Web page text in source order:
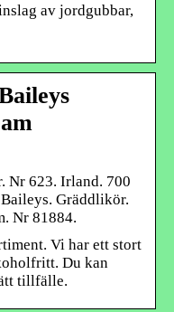
av jordgubbar,
Nr 623. Irland. 700
Gräddlikör.
Nr 81884.
Vi har ett stort
Du kan
tillfälle.